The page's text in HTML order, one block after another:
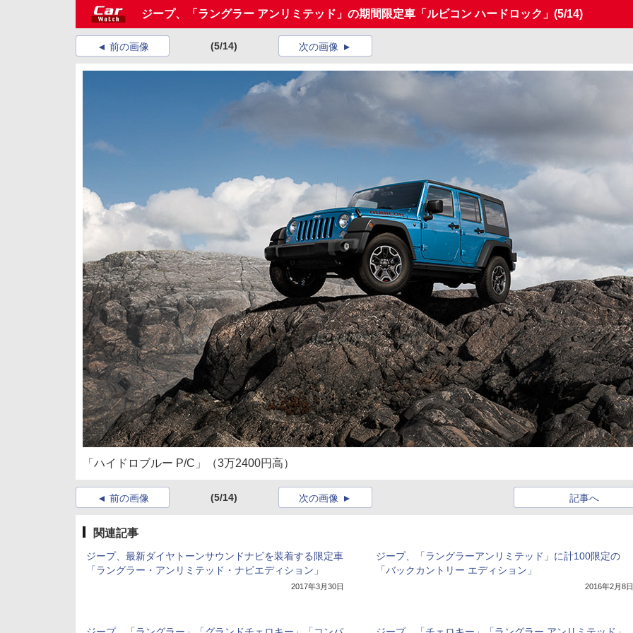
ジープ、「ラングラー アンリミテッド」の期間限定車「ルビコン ハードロック」 (5/14)
前の画像 (5/14) 次の画像
「ハイドロブルー P/C」（3万2400円高）
前の画像 (5/14) 記事へ
次の画像
関連記事
ジープ、最新ダイヤトーンサウンドナビを装着する限定車
「ラングラー・アンリミテッド・ナビエディション」
2017年3月30日
ジープ、「ラングラーアンリミテッド」に計100限定の
「バックカントリー エディション」
2016年2月8日